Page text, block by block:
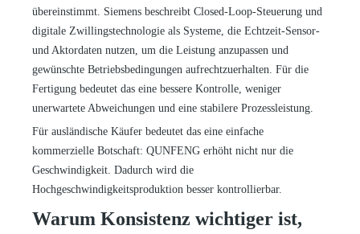
übereinstimmt. Siemens beschreibt Closed-Loop-Steuerung und
digitale Zwillingstechnologie als Systeme, die Echtzeit-Sensor-
und Aktordaten nutzen, um die Leistung anzupassen und
gewünschte Betriebsbedingungen aufrechtzuerhalten. Für die
Fertigung bedeutet das eine bessere Kontrolle, weniger
unerwartete Abweichungen und eine stabilere Prozessleistung.
Für ausländische Käufer bedeutet das eine einfache
kommerzielle Botschaft: QUNFENG erhöht nicht nur die
Geschwindigkeit. Dadurch wird die
Hochgeschwindigkeitsproduktion besser kontrollierbar.
Warum Konsistenz wichtiger ist,